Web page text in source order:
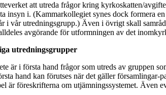
att utreda frågor kring kyrkoskatten/
insyn i. (Kammarkollegiet synes dock formera
i vår utredningsgrupp.) Även i övrigt skall
avgörande för utformningen av det
utredningsgrupper
är i första hand frågor som utreds av gruppen
hand kan förutses när det gäller församlingar-
är föreskrifterna om utjämningssystemet. Även